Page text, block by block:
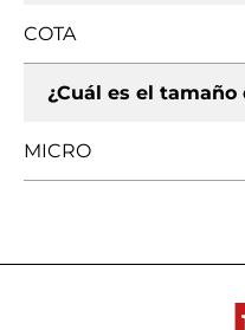
COTA
¿Cuál es el tamaño
MICRO